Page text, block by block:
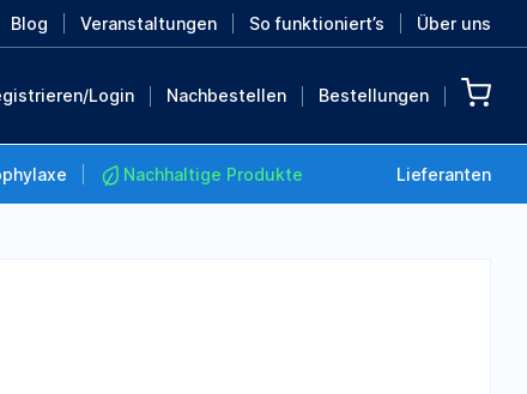
Blog Veranstaltungen So funktioniert’s Über uns
Login Nachbestellen Bestellungen
Nachhaltige Produkte Lieferanten